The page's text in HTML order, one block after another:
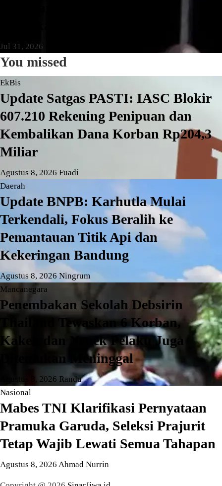
Jul 31, 2026
You missed
EkBis
Update Satgas PASTI: IASC Blokir
607.210 Rekening Penipuan dan
Kembalikan Dana Korban Rp204,3
Miliar
Agustus 8, 2026 Fuadi
Daerah
Update BNPB: Karhutla Mulai
Terkendali, Fokus Beralih ke
Pemantauan Titik Api dan
Kekeringan Bandung
Agustus 8, 2026 Ningrum
Mancanegara
Penembakan Sekolah Debsirin
Thailand Tewaskan 6 Korban,
Kakek dan Nenek Pelaku Juga
Ditemukan Meninggal
Agustus 8, 2026 Randu
Nasional
Mabes TNI Klarifikasi Pernyataan
Pramuka Garuda, Seleksi Prajurit
Tetap Wajib Lewati Semua Tahapan
Agustus 8, 2026 Ahmad Nurrin